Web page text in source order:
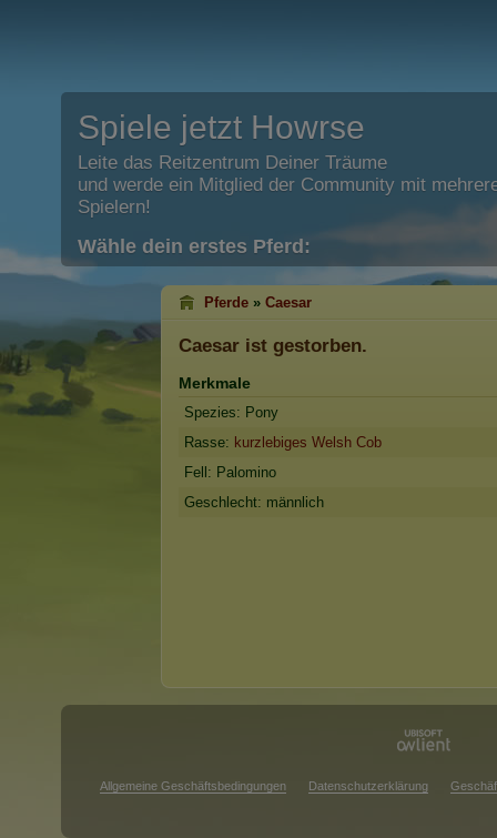
Spiele jetzt Howrse
Leite das Reitzentrum Deiner Träume
und werde ein Mitglied der Community mit
Spielern!
Wähle dein erstes Pferd:
Pferde » Caesar
Caesar ist gestorben.
Merkmale
Spezies: Pony
Rasse: kurzlebiges Welsh Cob
Fell: Palomino
Geschlecht: männlich
Allgemeine Geschäftsbedingungen Datenschutzerklärung